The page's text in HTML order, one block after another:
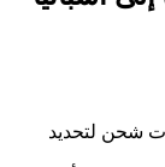
شحن لتحديد